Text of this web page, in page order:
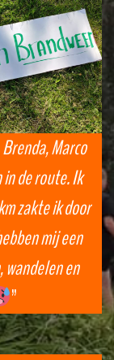
Marco
de route. Ik
zakte ik door
mij een
wandelen en
”